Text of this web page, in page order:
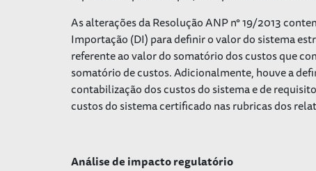
As alterações da Resolução ANP n° 19/2013
Importação (DI) para definir o valor do sistema
referente ao valor do somatório dos custos que
somatório de custos. Adicionalmente, houve a
contabilização dos custos do sistema e de
custos do sistema certificado nas rubricas dos
Análise de impacto regulatório